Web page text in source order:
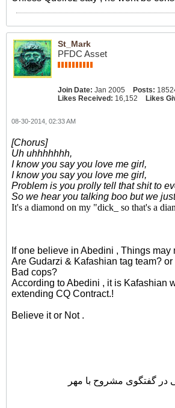
St_Mark
PFDC Asset
Join Date: Jan 2005 Posts:
Likes Received: 16,152 Likes
08-30-2014, 02:33 AM
[Chorus]
Uh uhhhhhhh,
I know you say you love me girl,
I know you say you love me girl,
Problem is you prolly tell that shit to
So we hear you talking boo but we
It's a diamond on my "dick_ so that's a
If one believe in Abedini , Things may
Are Gudarzi & Kafashian tag team?
Bad cops?
According to Abedini , it is Kafashian
extending CQ Contract.!
Believe it or Not .